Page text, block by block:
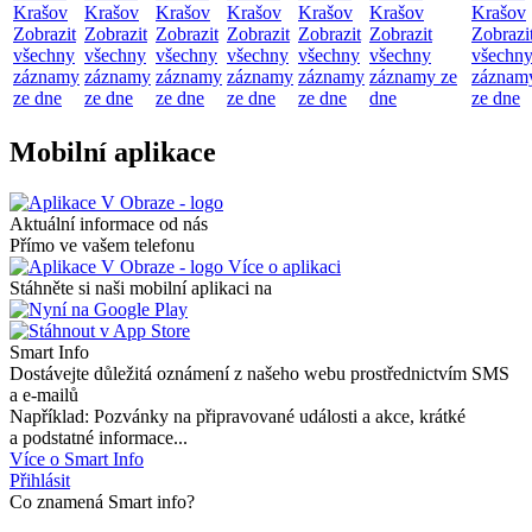
Krašov
Zobrazit
všechny
záznamy
ze dne
Krašov
Zobrazit
všechny
záznamy
ze dne
Krašov
Zobrazit
všechny
záznamy
ze dne
Krašov
Zobrazit
všechny
záznamy
ze dne
Krašov
Zobrazit
všechny
záznamy
ze dne
Krašov
Zobrazit
všechny
záznamy ze
dne
Krašov
všechny
ze dne
Mobilní aplikace
Aktuální informace od nás
Přímo ve vašem telefonu
Více o aplikaci
Stáhněte si naši mobilní aplikaci na
Smart Info
Dostávejte důležitá oznámení z našeho webu prostřednictvím SMS
a e-mailů
Například: Pozvánky na připravované události a akce, krátké
a podstatné informace...
Více o Smart Info
Přihlásit
Co znamená Smart info?